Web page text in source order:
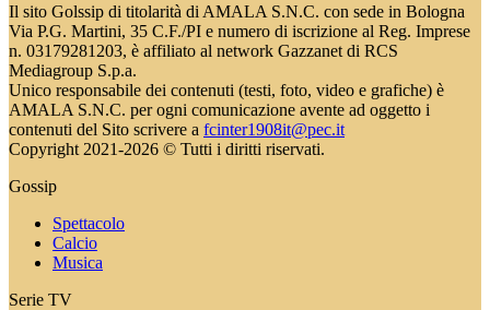
Il sito Golssip di titolarità di AMALA S.N.C. con sede in Bologna
Via P.G. Martini, 35 C.F./PI e numero di iscrizione al Reg. Imprese
n. 03179281203, è affiliato al network Gazzanet di RCS
Mediagroup S.p.a.
Unico responsabile dei contenuti (testi, foto, video e grafiche) è
AMALA S.N.C. per ogni comunicazione avente ad oggetto i
contenuti del Sito scrivere a fcinter1908it@pec.it
Copyright 2021-2026 © Tutti i diritti riservati.
Gossip
Spettacolo
Calcio
Musica
Serie TV